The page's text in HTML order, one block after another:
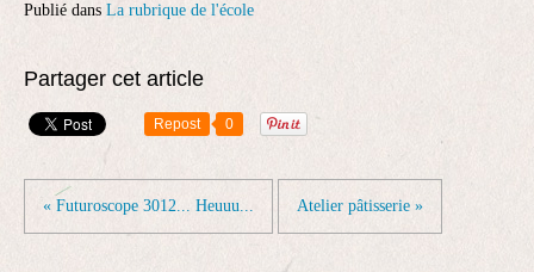
Publié dans La rubrique de l'école
Partager cet article
Repost 0
« Futuroscope 3012... Heuuu... Atelier pâtisserie »